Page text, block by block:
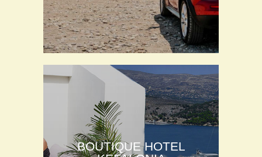
BOUTIQUE HOTEL